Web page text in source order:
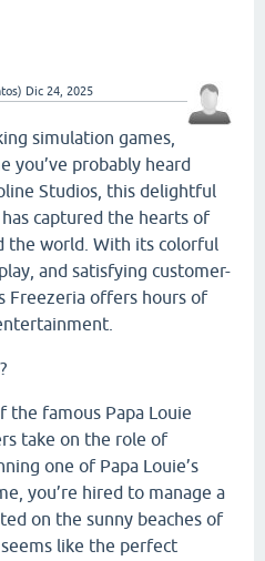
Dic 24, 2025
simulation games,
you’ve probably heard
Studios, this delightful
captured the hearts of
the world. With its colorful
and satisfying customer-
Freezeria offers hours of
the famous Papa Louie
take on the role of
one of Papa Louie’s
you’re hired to manage a
on the sunny beaches of
like the perfect